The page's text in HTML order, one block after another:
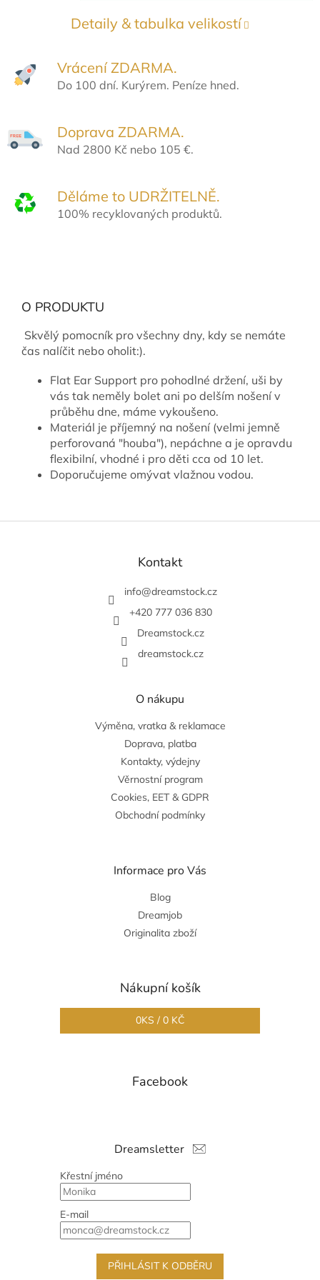
Detaily & tabulka velikostí
Vrácení ZDARMA.
Do 100 dní. Kurýrem. Peníze hned.
Doprava ZDARMA.
Nad 2800 Kč nebo 105 €.
Děláme to UDRŽITELNĚ.
100% recyklovaných produktů.
O PRODUKTU
Skvělý pomocník pro všechny dny, kdy se nemáte
čas nalíčit nebo oholit:).
Flat Ear Support pro pohodlné držení, uši by
vás tak neměly bolet ani po delším nošení v
průběhu dne, máme vykoušeno.
Materiál je příjemný na nošení (velmi jemně
perforovaná "houba"), nepáchne a je opravdu
flexibilní, vhodné i pro děti cca od 10 let.
Doporučujeme omývat vlažnou vodou.
Z
Kontakt
info@dreamstock.cz
+420 777 036 830
Dreamstock.cz
dreamstock.cz
O nákupu
Výměna, vratka & reklamace
Doprava, platba
Kontakty, výdejny
Věrnostní program
Cookies, EET & GDPR
Obchodní podmínky
Informace pro Vás
Blog
Dreamjob
Originalita zboží
Nákupní košík
0KS / 0 KČ
Facebook
Dreamsletter
Křestní jméno
E-mail
PŘIHLÁSIT K ODBĚRU